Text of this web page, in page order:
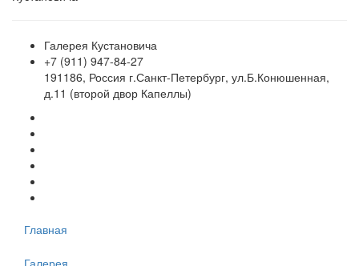
Галерея Кустановича
+7 (911) 947-84-27
191186, Россия г.Санкт-Петербург, ул.Б.Конюшенная,
д.11 (второй двор Капеллы)
Главная